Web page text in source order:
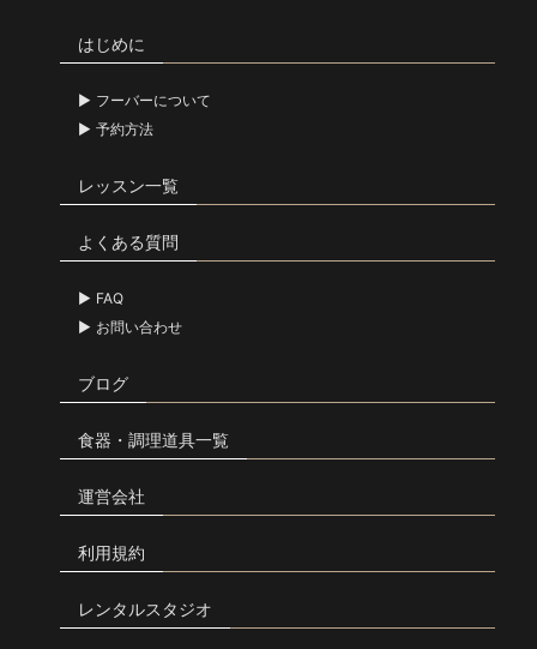
はじめに
フーバーについて
予約方法
レッスン一覧
よくある質問
FAQ
お問い合わせ
ブログ
食器・調理道具一覧
運営会社
利用規約
レンタルスタジオ